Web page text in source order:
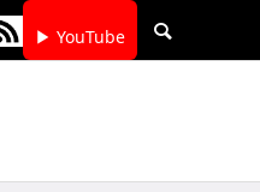
▶ YouTube